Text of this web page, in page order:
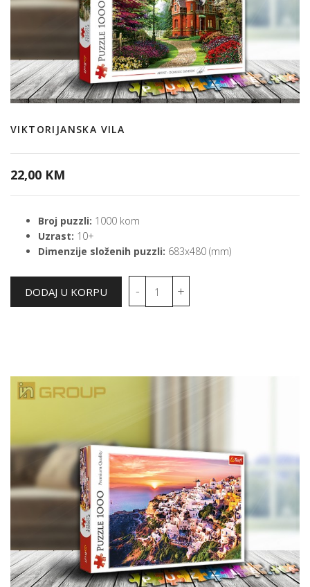
VIKTORIJANSKA VILA
22,00 KM
Broj puzzli: 1000 kom
Uzrast: 10+
Dimenzije složenih puzzli: 683x480 (mm)